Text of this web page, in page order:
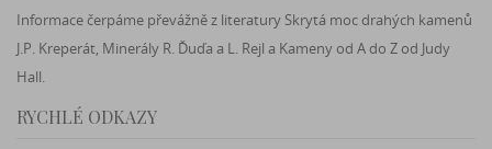
Informace čerpáme převážně z literatury Skrytá moc drahých kamenů
J.P. Kreperát, Minerály R. Ďuďa a L. Rejl a Kameny od A do Z od Judy
Hall.
RYCHLÉ ODKAZY